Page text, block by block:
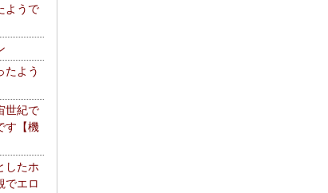
ようで
たよう
世紀で
す【機
したホ
でエロ